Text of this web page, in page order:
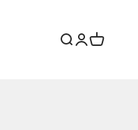
Open zoeken
Pagina voor